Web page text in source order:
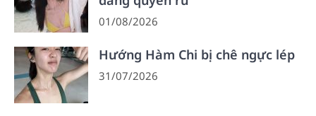
01/08/2026
Hướng Hàm Chi bị chê ngực lép
31/07/2026